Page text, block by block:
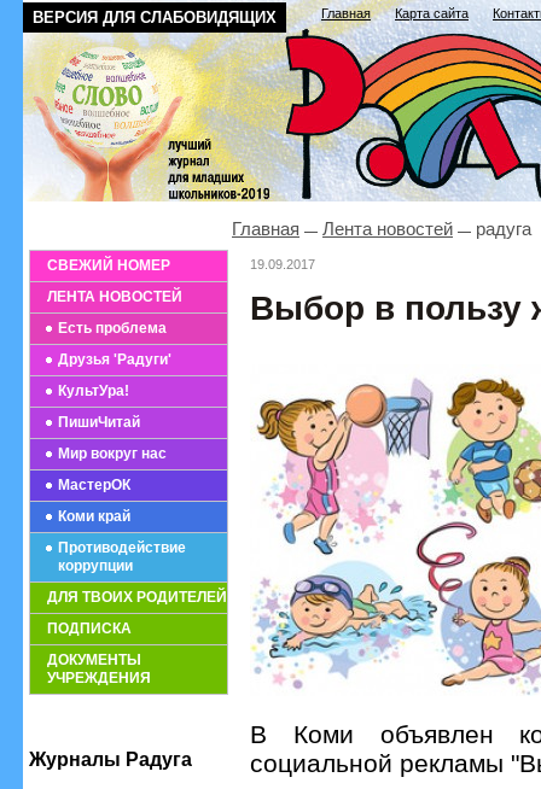
ВЕРСИЯ ДЛЯ СЛАБОВИДЯЩИХ Главная Карта сайта
СВЕЖИЙ НОМЕР
ЛЕНТА НОВОСТЕЙ
Есть проблема
Друзья 'Радуги'
КультУра!
ПишиЧитай
Мир вокруг нас
МастерОК
Коми край
Противодействие
коррупции
ДЛЯ ТВОИХ РОДИТЕЛЕЙ
ПОДПИСКА
ДОКУМЕНТЫ
УЧРЕЖДЕНИЯ
Журналы Радуга
Главная Лента новостей радуга
19.09.2017
Выбор в пользу
В Коми объявлен
социальной рекламы